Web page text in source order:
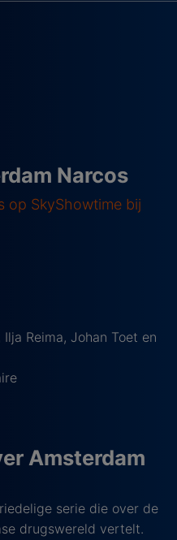
Narcos
op SkyShowtime bij
Ilja Reima, Johan Toet en
Amsterdam
serie die over de
drugswereld vertelt.